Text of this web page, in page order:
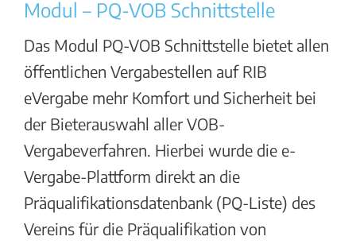
Modul – PQ-VOB Schnittstelle
Das Modul PQ-VOB Schnittstelle bietet allen
öffentlichen Vergabestellen auf RIB
eVergabe mehr Komfort und Sicherheit bei
der Bieterauswahl aller VOB-
Vergabeverfahren. Hierbei wurde die e-
Vergabe-Plattform direkt an die
Präqualifikationsdatenbank (PQ-Liste) des
Vereins für die Präqualifikation von